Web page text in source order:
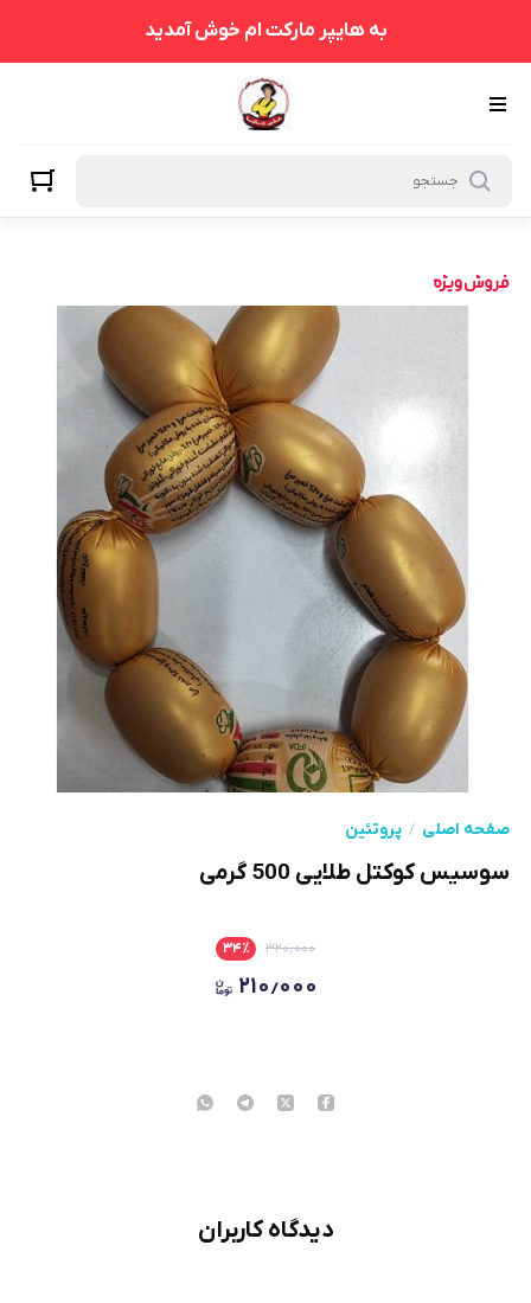
به هایپر مارکت ام خوش آمدید
صفحه اصلی پروتئین
سوسیس کوکتل طلایی 500 گرمی
۳۲۰٫۰۰۰ ۳۴٪
۲۱۰٫۰۰۰
دیدگاه کاربران